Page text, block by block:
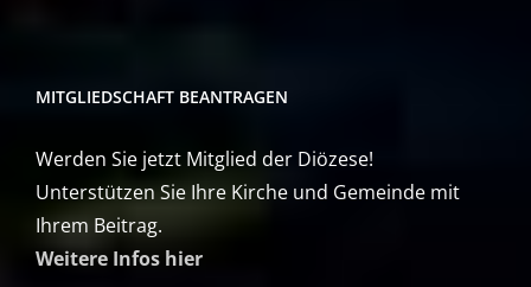
MITGLIEDSCHAFT BEANTRAGEN
Werden Sie jetzt Mitglied der Diözese!
Unterstützen Sie Ihre Kirche und Gemeinde mit
Ihrem Beitrag.
Weitere Infos hier